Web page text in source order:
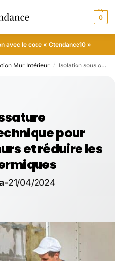
0
avec le code « Ctendance10 »
Mur Intérieur / Isolation sous ossature métallique : la technique pour renforcer vos murs et réduire les déperditions thermiques
pour
et réduire les
21/04/2024